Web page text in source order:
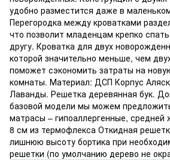
удобно разместится даже в
Перегородка между кроватками
что позволит младенцам крепко
другу. Кроватка для двух
которой значительно меньше, чем
поможет сэкономить затраты на
комнаты. Материал: ДСП Корпус
Лаванды. Решетка деревянная бук.
базовой модели мы можем
матрасы – гипоаллергенные, средней
8 см из термофлекса Откидная
лишнюю высоту бортика при
решетки (по умолчанию дерево не